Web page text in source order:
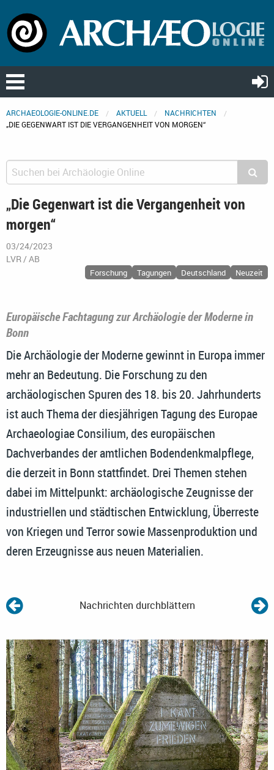
ARCHAEOLOGIE-ONLINE.DE AKTUELL
NACHRICHTEN
„DIE GEGENWART IST DIE VERGANGENHEIT VON MORGEN“
„Die Gegenwart ist die Vergangenheit von
morgen“
03/24/2023
LVR / AB
Forschung Tagungen Deutschland Neuzeit
Europäische Fachtagung zur Archäologie der Moderne in
Bonn
Die Archäologie der Moderne gewinnt in Europa immer
mehr an Bedeutung. Die Forschung zu den
archäologischen Spuren des 18. bis 20. Jahrhunderts
ist auch Thema der diesjährigen Tagung des Europae
Archaeologiae Consilium, des europäischen
Dachverbandes der amtlichen Bodendenkmalpflege,
die derzeit in Bonn stattfindet. Drei Themen stehen
dabei im Mittelpunkt: archäologische Zeugnisse der
industriellen und städtischen Entwicklung, Überreste
von Kriegen und Terror sowie Massenproduktion und
deren Erzeugnisse aus neuen Materialien.
Nachrichten durchblättern